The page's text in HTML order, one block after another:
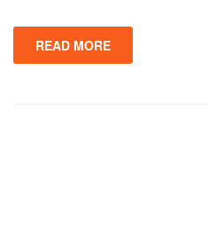
READ MORE